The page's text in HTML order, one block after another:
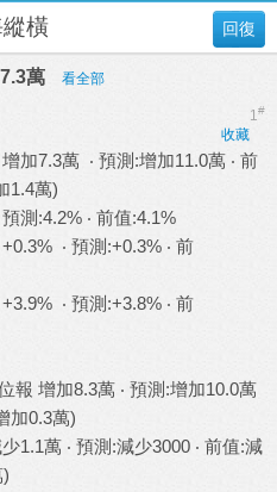
回復
縱橫
萬 看全部
1#
收藏
加7.3萬 ‧ 預測:增加11.0萬 ‧ 前
1.4萬)
測:4.2% ‧ 前值:4.1%
‧ 預測:+0.3% ‧ 前
‧ 預測:+3.8% ‧ 前
報 增加8.3萬 ‧ 預測:增加10.0萬
加0.3萬)
1.1萬 ‧ 預測:減少3000 ‧ 前值:減